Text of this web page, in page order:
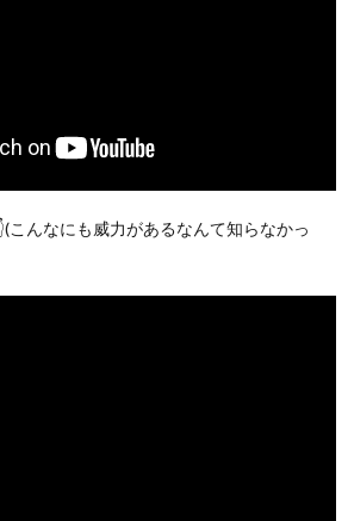
んなにも威力があるなんて知らなかっ